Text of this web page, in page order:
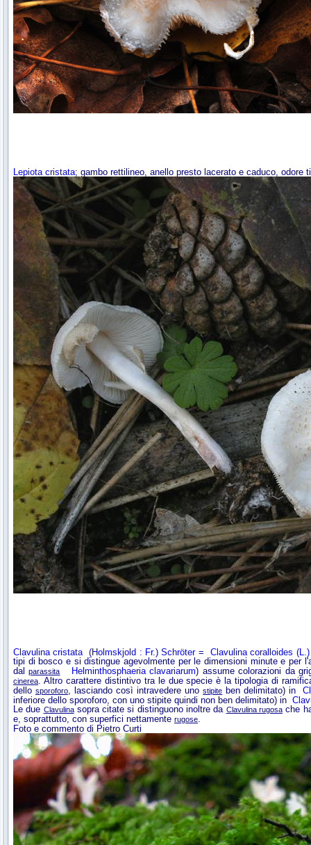
Lepiota cristata; gambo rettilineo, anello presto lacerato e caduco, odore
Clavulina cristata (Holmskjold : Fr.) Schröter= Clavulina coralloides
tipi di bosco e si distingue agevolmente per le dimensioni minute e per
dalparassita Helminthosphaeria clavariarum) assume colorazioni da
cinerea. Altro carattere distintivo tra le due specie è la tipologia di
dellosporoforo, lasciando così intravedere unostipite ben delimitato) in
inferiore dello sporoforo, con uno stipite quindi non ben delimitato) in
Le due Clavulinasopra citate si distinguono inoltre da Clavulina rugosache
e, soprattutto, con superfici nettamente rugose.
Foto e commento di Pietro Curti